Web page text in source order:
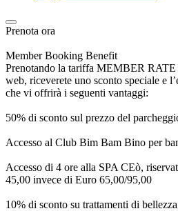
Prenota ora
Member Booking Benefit
Prenotando la tariffa MEMBER RATE
web, riceverete uno sconto speciale e
che vi offrirà i seguenti vantaggi:
50% di sconto sul prezzo del
Accesso al Club Bim Bam Bino per
Accesso di 4 ore alla SPA CEò,
45,00 invece di Euro 65,00/95,00
10% di sconto su trattamenti di